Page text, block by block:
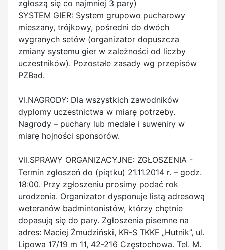
zgłoszą się co najmniej 3 pary)
SYSTEM GIER: System grupowo pucharowy
mieszany, trójkowy, pośredni do dwóch
wygranych setów (organizator dopuszcza
zmiany systemu gier w zależności od liczby
uczestników). Pozostałe zasady wg przepisów
PZBad.
VI.NAGRODY: Dla wszystkich zawodników
dyplomy uczestnictwa w miarę potrzeby.
Nagrody – puchary lub medale i suweniry w
miarę hojności sponsorów.
VII.SPRAWY ORGANIZACYJNE: ZGŁOSZENIA -
Termin zgłoszeń do (piątku) 21.11.2014 r. – godz.
18:00. Przy zgłoszeniu prosimy podać rok
urodzenia. Organizator dysponuje listą adresową
weteranów badmintonistów, którzy chętnie
dopasują się do pary. Zgłoszenia pisemne na
adres: Maciej Żmudziński, KR-S TKKF „Hutnik”, ul.
Lipowa 17/19 m 11, 42-216 Częstochowa. Tel. M.